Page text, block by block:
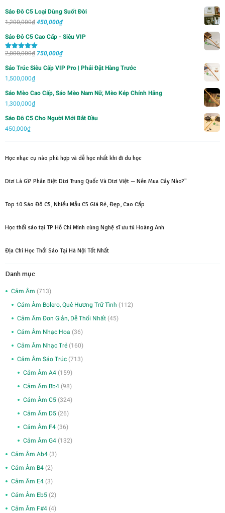
Sáo Đô C5 Loại Dùng Suốt Đời
1,200,000₫ Giá
là:
1,200,000₫.
450,000₫Giá
là:
450,000₫.
Sáo Đô C5 Cao Cấp - Siêu VIP
Được xếp
sao
2,000,000₫ Giá
750,000₫Giá
750,000₫.
Sáo Trúc Siêu Cấp VIP Pro | Phải Đặt Hàng Trước
1,500,000₫
Sáo Mèo Cao Cấp, Sáo Mèo Nam Nữ, Mèo Kép Chính Hãng
1,300,000₫
Sáo Đô C5 Cho Người Mới Bắt Đầu
450,000₫
Học nhạc cụ nào phù hợp và dễ học nhất khi đi du học
Dizi Là Gì? Phân Biệt Dizi Trung Quốc Và Dizi Việt — Nên Mua Cây Nào?"
Top 10 Sáo Đô C5, Nhiều Mẫu C5 Giá Rẻ, Đẹp, Cao Cấp
Học thổi sáo tại TP Hồ Chí Minh cùng Nghệ sĩ ưu tú Hoàng Anh
Địa Chỉ Học Thổi Sáo Tại Hà Nội Tốt Nhất
Danh mục
Cảm Âm (713)
Cảm Âm Bolero, Quê Hương Trữ Tình (112)
Cảm Âm Đơn Giản, Dễ Thổi Nhất (45)
Cảm Âm Nhạc Hoa (36)
Cảm Âm Nhạc Trẻ (160)
Cảm Âm Sáo Trúc (713)
Cảm Âm A4 (159)
Cảm Âm Bb4 (98)
Cảm Âm C5 (324)
Cảm Âm D5 (26)
Cảm Âm F4 (36)
Cảm Âm G4 (132)
Cảm Âm Ab4 (3)
Cảm Âm B4 (2)
Cảm Âm E4 (3)
Cảm Âm Eb5 (2)
Cảm Âm F#4 (4)